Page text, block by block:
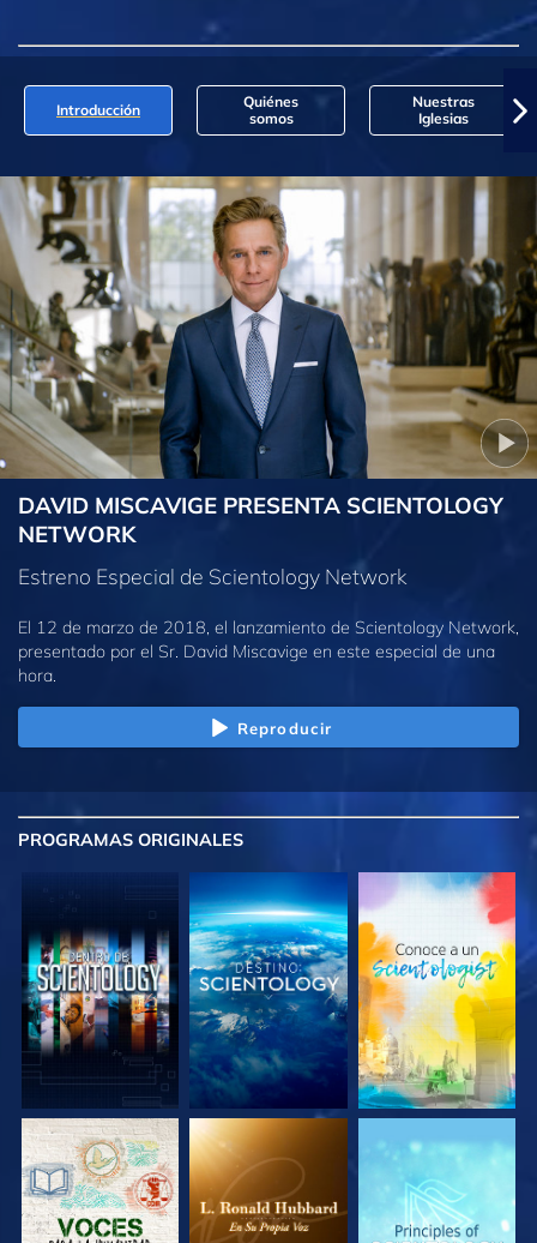
Introducción
Quiénes
somos
Nuestras
Iglesias
DAVID MISCAVIGE PRESENTA SCIENTOLOGY
NETWORK
Estreno Especial de Scientology Network
El 12 de marzo de 2018, el lanzamiento de Scientology Network,
presentado por el Sr. David Miscavige en este especial de una
hora.
Reproducir
PROGRAMAS ORIGINALES
EXPLORA LAS
SERIES
EXPLORA LAS
SERIES
EXPLORA LAS
SERIES